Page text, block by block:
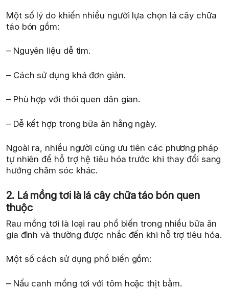
Một số lý do khiến nhiều người lựa chọn lá cây chữa
táo bón gồm:
– Nguyên liệu dễ tìm.
– Cách sử dụng khá đơn giản.
– Phù hợp với thói quen dân gian.
– Dễ kết hợp trong bữa ăn hằng ngày.
Ngoài ra, nhiều người cũng ưu tiên các phương pháp
tự nhiên để hỗ trợ hệ tiêu hóa trước khi thay đổi sang
hướng chăm sóc khác.
2. Lá mồng tơi là lá cây chữa táo bón quen
thuộc
Rau mồng tơi là loại rau phổ biến trong nhiều bữa ăn
gia đình và thường được nhắc đến khi hỗ trợ tiêu hóa.
Một số cách sử dụng phổ biến gồm:
– Nấu canh mồng tơi với tôm hoặc thịt bằm.